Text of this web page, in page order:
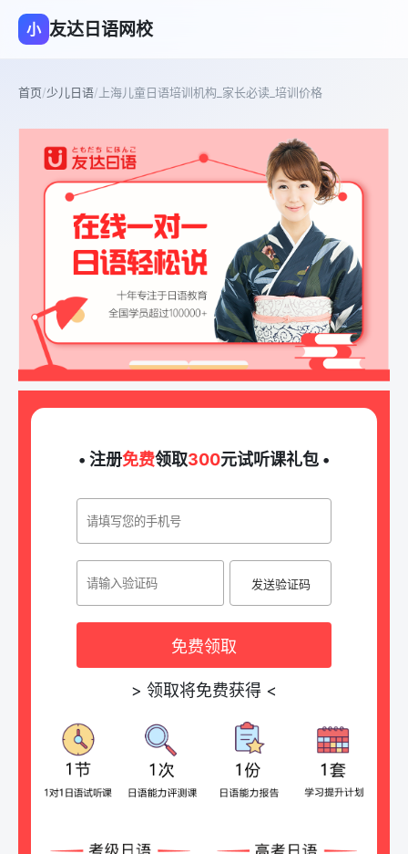
小 友达日语网校
首页/少儿日语/ 上海儿童日语培训机构_家长必读_培训价格
• 注册免费领取300元试听课礼包 •
发送验证码
免费领取
> 领取将免费获得 <